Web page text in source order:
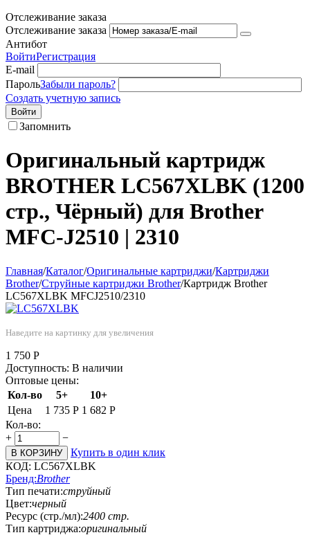
Отслеживание заказа
Отслеживание заказа
Антибот
ВойтиРегистрация
E-mail
ПарольЗабыли пароль?
Создать учетную запись
Войти
Запомнить
Оригинальный картридж
BROTHER LC567XLBK (1200
стр., Чёрный) для Brother
MFC-J2510 | 2310
Главная/Каталог/Оригинальные картриджи/Картриджи
Brother/Струйные картриджи Brother/Картридж Brother
LC567XLBK MFCJ2510/2310
Наведите на картинку для увеличения
1 750 Р
Доступность: В наличии
Оптовые цены:
Кол-во
5+
10+
Цена
1 735 Р 1 682 Р
Кол-во:
+
−
В КОРЗИНУ
Купить в один клик
КОД: LC567XLBK
Бренд:Brother
Тип печати:струйный
Цвет:черный
Ресурс (стр./мл):2400 стр.
Тип картриджа:оригинальный